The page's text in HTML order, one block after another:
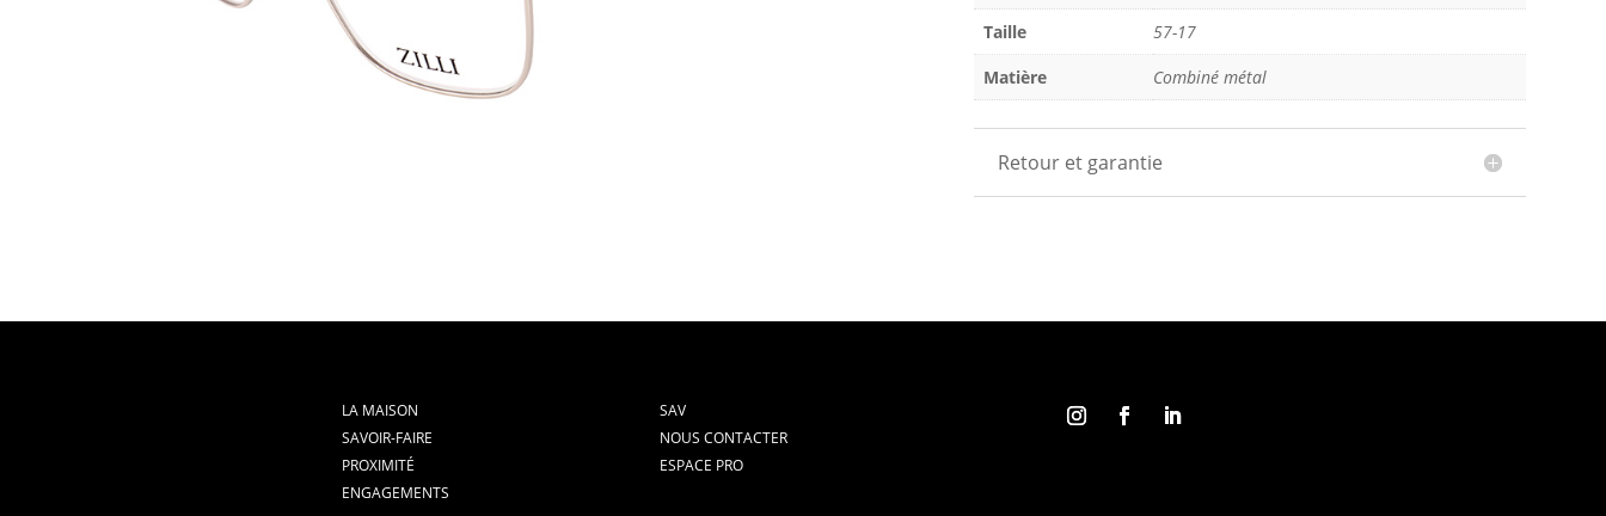
Taille
57-17
Matière
Combiné métal
Retour et garantie
LA MAISON
SAVOIR-FAIRE
PROXIMITÉ
ENGAGEMENTS
SAV
NOUS CONTACTER
ESPACE PRO